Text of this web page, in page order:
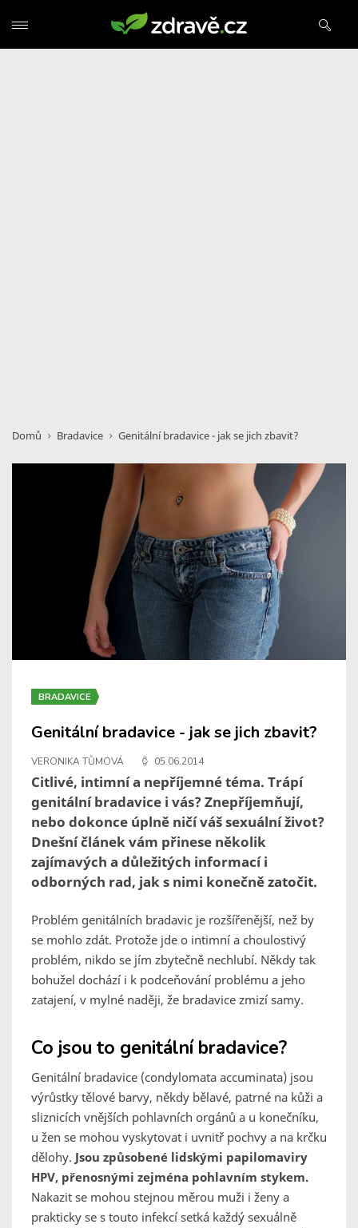
Domů Bradavice Genitální bradavice - jak se jich zbavit?
BRADAVICE
Genitální bradavice - jak se jich zbavit?
VERONIKA TŮMOVÁ 05.06.2014
Citlivé, intimní a nepříjemné téma. Trápí
genitální bradavice i vás? Znepříjemňují,
nebo dokonce úplně ničí váš sexuální život?
Dnešní článek vám přinese několik
zajímavých a důležitých informací i
odborných rad, jak s nimi konečně zatočit.
Problém genitálních bradavic je rozšířenější, než by
se mohlo zdát. Protože jde o intimní a choulostivý
problém, nikdo se jím zbytečně nechlubí. Někdy tak
bohužel dochází i k podceňování problému a jeho
zatajení, v mylné naději, že bradavice zmizí samy.
Co jsou to genitální bradavice?
Genitální bradavice (condylomata accuminata) jsou
výrůstky tělové barvy, někdy bělavé, patrné na kůži a
sliznicích vnějších pohlavních orgánů a u konečníku,
u žen se mohou vyskytovat i uvnitř pochvy a na krčku
dělohy. Jsou způsobené lidskými papilomaviry
HPV, přenosnými zejména pohlavním stykem.
Nakazit se mohou stejnou měrou muži i ženy a
prakticky se s touto infekcí setká každý sexuálně